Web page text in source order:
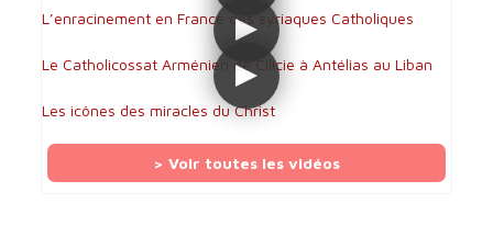
L’enracinement en France des syriaques Catholiques
Le Catholicossat Arménien de Cilicie à Antélias au Liban
Les icônes des miracles du Christ
> Voir toutes les vidéos